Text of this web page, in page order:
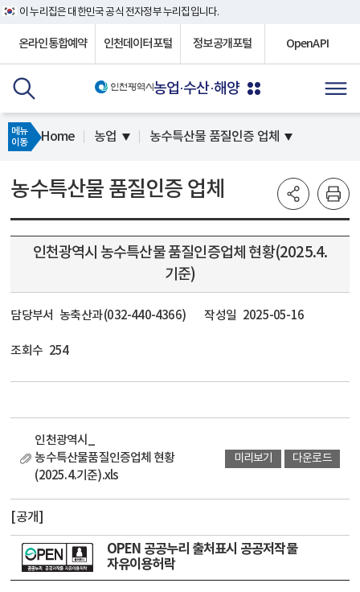
이 누리집은 대한민국 공식 전자정부 누리집입니다.
온라인통합예약 인천데이터포털 정보공개포털 OpenAPI
농업·수산·해양
메뉴
이동
Home 농업 농수특산물 품질인증 업체
농수특산물 품질인증 업체
인천광역시 농수특산물 품질인증업체 현황(2025.4.
기준)
담당부서 농축산과 (032-440-4366) 작성일 2025-05-16
조회수 254
인천광역시_
농수특산물품질인증업체 현황
(2025.4.기준).xls
미리보기 다운로드
[공개]
OPEN 공공누리 출처표시 공공저작물
자유이용허락